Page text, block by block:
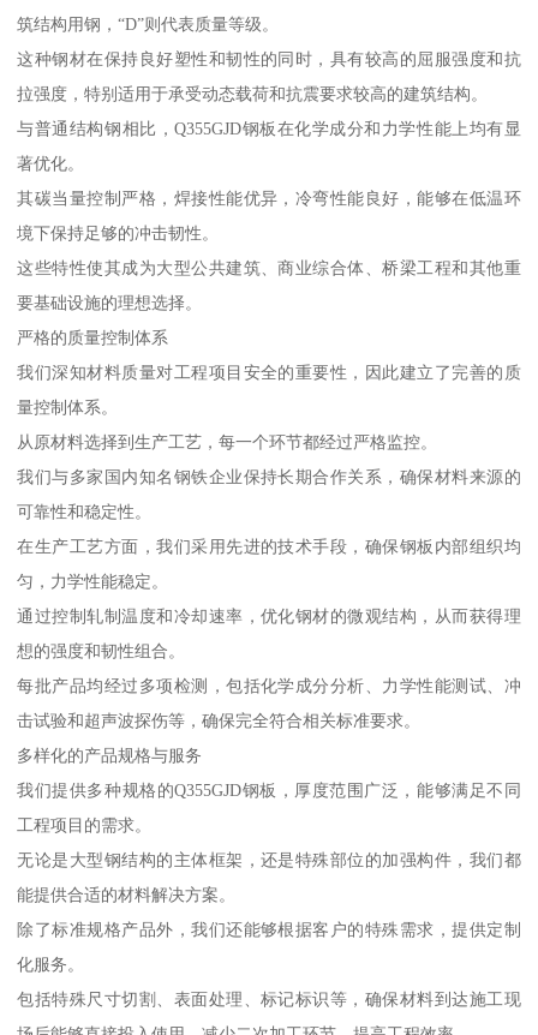
筑结构用钢，“D”则代表质量等级。
这种钢材在保持良好塑性和韧性的同时，具有较高的屈服强度和抗
拉强度，特别适用于承受动态载荷和抗震要求较高的建筑结构。
与普通结构钢相比，Q355GJD钢板在化学成分和力学性能上均有显
著优化。
其碳当量控制严格，焊接性能优异，冷弯性能良好，能够在低温环
境下保持足够的冲击韧性。
这些特性使其成为大型公共建筑、商业综合体、桥梁工程和其他重
要基础设施的理想选择。
严格的质量控制体系
我们深知材料质量对工程项目安全的重要性，因此建立了完善的质
量控制体系。
从原材料选择到生产工艺，每一个环节都经过严格监控。
我们与多家国内知名钢铁企业保持长期合作关系，确保材料来源的
可靠性和稳定性。
在生产工艺方面，我们采用先进的技术手段，确保钢板内部组织均
匀，力学性能稳定。
通过控制轧制温度和冷却速率，优化钢材的微观结构，从而获得理
想的强度和韧性组合。
每批产品均经过多项检测，包括化学成分分析、力学性能测试、冲
击试验和超声波探伤等，确保完全符合相关标准要求。
多样化的产品规格与服务
我们提供多种规格的Q355GJD钢板，厚度范围广泛，能够满足不同
工程项目的需求。
无论是大型钢结构的主体框架，还是特殊部位的加强构件，我们都
能提供合适的材料解决方案。
除了标准规格产品外，我们还能够根据客户的特殊需求，提供定制
化服务。
包括特殊尺寸切割、表面处理、标记标识等，确保材料到达施工现